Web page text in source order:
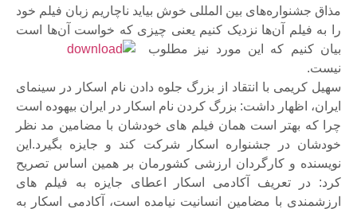
مذاق جشنواره‌های بین المللی خوش بیاید ناچاریم زبان فیلم خود
را به فیلم آن‌ها نزدیک کنیم یعنی چیزی که خواست آن‌ها است
بیان کنیم که این مورد نیز مطلوب
نیست.
سهیل کریمی با انتقاد از بزرگ جلوه دادن نام اسکار در سینمای
ایران، اظهار داشت: بزرگ کردن نام اسکار در ایران بیهوده است
چرا که بهتر است همان فیلم های خودشان با مضامین مد نظر
خودشان در جشنواره اسکار شرکت کند و جایزه بگیرد.این
نویسنده و کارگردان ارزشی کشورمان بر همین اساس تصریح
کرد: در تعریف آکادمی اسکار اعطای جایزه به فیلم های
ارزشمندی با مضامین انسانیت نیامده است، آکادمی اسکار به